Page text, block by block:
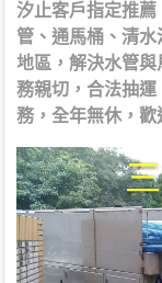
汐止客戶指定推
管、通馬桶、清
地區，解決水管
務親切，合法抽
務，全年無休，歡